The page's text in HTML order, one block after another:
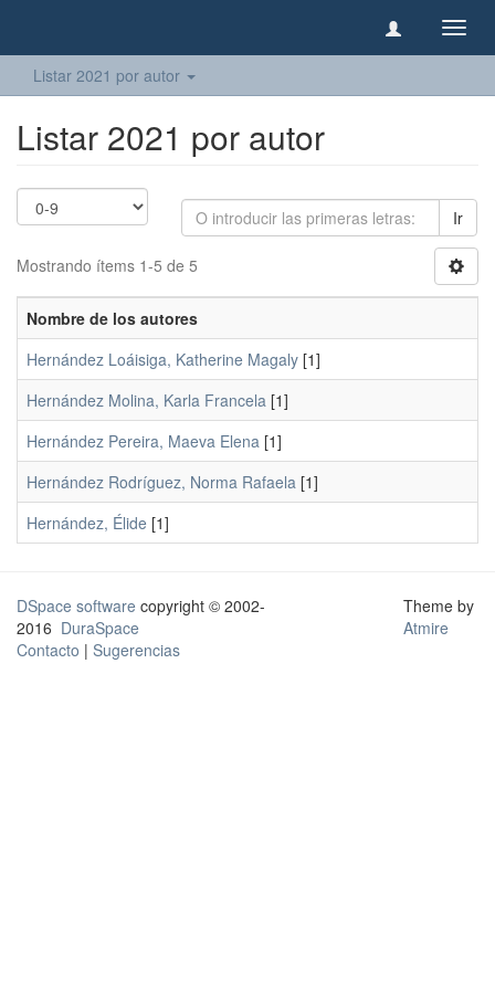
Listar 2021 por autor
Listar 2021 por autor
Ir
Mostrando ítems 1-5 de 5
Nombre de los autores
Hernández Loáisiga, Katherine Magaly [1]
Hernández Molina, Karla Francela [1]
Hernández Pereira, Maeva Elena [1]
Hernández Rodríguez, Norma Rafaela [1]
Hernández, Élide [1]
DSpace software copyright © 2002-
2016 DuraSpace
Contacto | Sugerencias
Theme by
Atmire